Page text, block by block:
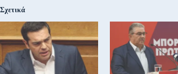
Σχετικά